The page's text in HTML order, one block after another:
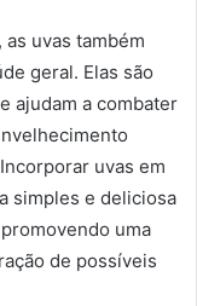
uvas também
geral. Elas são
ajudam a combater
uvas em
simples e deliciosa
uma
de possíveis